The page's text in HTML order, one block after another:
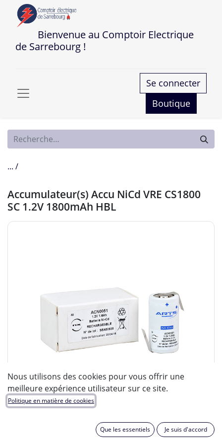
Bienvenue au Comptoir Electrique
de Sarrebourg !
Se connecter
Boutique
... /
Accumulateur(s) Accu NiCd VRE CS1800
SC 1.2V 1800mAh HBL
Nous utilisons des cookies pour vous offrir une
meilleure expérience utilisateur sur ce site.
Politique en matière de cookies
Que les essentiels Je suis d'accord